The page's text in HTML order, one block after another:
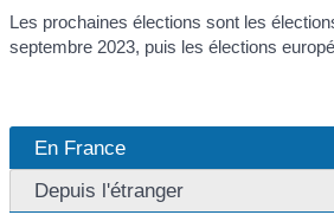
Les prochaines élections sont les
septembre 2023, puis les élections
En France
Depuis l'étranger